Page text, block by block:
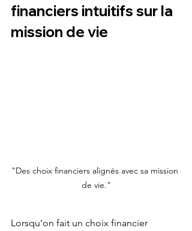
financiers intuitifs sur la
mission de vie
"Des choix financiers alignés avec sa mission
de vie."
Lorsqu’on fait un choix financier